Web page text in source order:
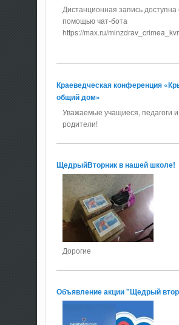
Дистанционная запись доступна
помощью чат-бота
https://max.ru/
Краеведческая конференция
общий дом»
Уважаемые учащиеся, педагоги и
родители!
ЩедрыйВторник в нашей школе!
Дорогие
Объявление акции "Щедрый